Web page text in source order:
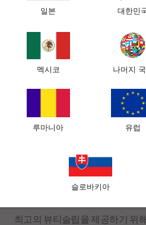
슬립앤글로우는 무엇입
최고의 뷰티슬립을 제공하기 위
일본 대한민
멕시코 나머지
루마니아 유럽
슬로바키아